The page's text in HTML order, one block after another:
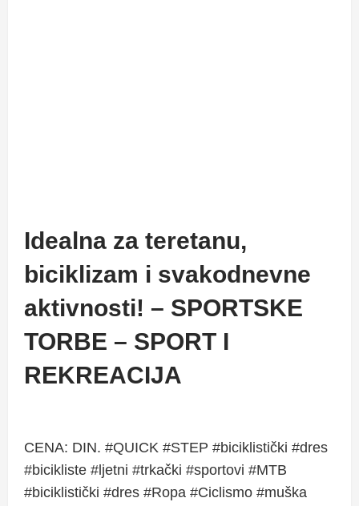
Idealna za teretanu,
biciklizam i svakodnevne
aktivnosti! – SPORTSKE
TORBE – SPORT I
REKREACIJA
CENA: DIN. #QUICK #STEP #biciklistički #dres
#bicikliste #ljetni #trkački #sportovi #MTB
#biciklistički #dres #Ropa #Ciclismo #muška